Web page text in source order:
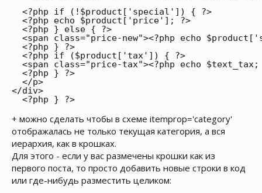
  <?php if (!$product['special']) { ?>
  <?php echo $product['price']; ?>
  <?php } else { ?>
<span class="price-new"><?php echo
  <?php } ?>
  <?php if ($product['tax']) { ?>
<span class="price-tax"><?php echo
  <?php } ?>
  </p>
</div>
  <?php } ?>
+ можно сделать чтобы в схеме itemprop='category'
отображалась не только текущая категория, а вся
иерархия, как в крошках.
Для этого - если у вас размечены крошки как из
первого поста, то просто добавить новые строки в код
или где-нибудь разместить целиком: